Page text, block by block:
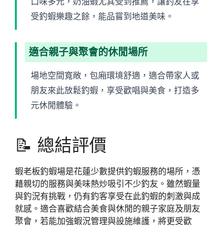
受釣蝦樂趣之餘，能品嘗到地道美味。
適合親子與聚會的休閒場所
場地空間寬敞，包廂環境舒適，適合帶家人或
朋友來此放鬆釣蝦，享受歡唱與美食，打造多
元休閒體驗。
📝 總結評價
蝦老板釣蝦場是花蓮少數提供釣蝦服務的場所，憑
藉親切的服務與美味熱炒吸引不少釣友。雖然蝦量
與釣況有挑戰，仍有釣客享受在此釣蝦的刺激與成
就感。適合喜歡結合美食與休閒的親子家庭及朋友
聚會，若能加強蝦況管理與設施維護，將更受歡